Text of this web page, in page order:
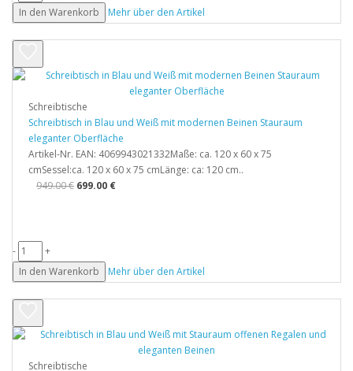
In den Warenkorb
Mehr über den Artikel
Schreibtische
Schreibtisch in Blau und Weiß mit modernen Beinen Stauraum
eleganter Oberfläche
Artikel-Nr. EAN: 4069943021332Maße: ca. 120 x 60 x 75
cmSessel:ca. 120 x 60 x 75 cmLänge: ca: 120 cm..
949.00 € 699.00 €
-
+
In den Warenkorb
Mehr über den Artikel
Schreibtische